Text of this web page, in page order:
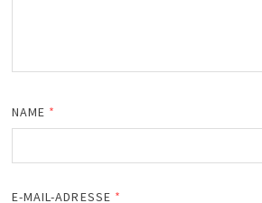
NAME *
E-MAIL-ADRESSE *